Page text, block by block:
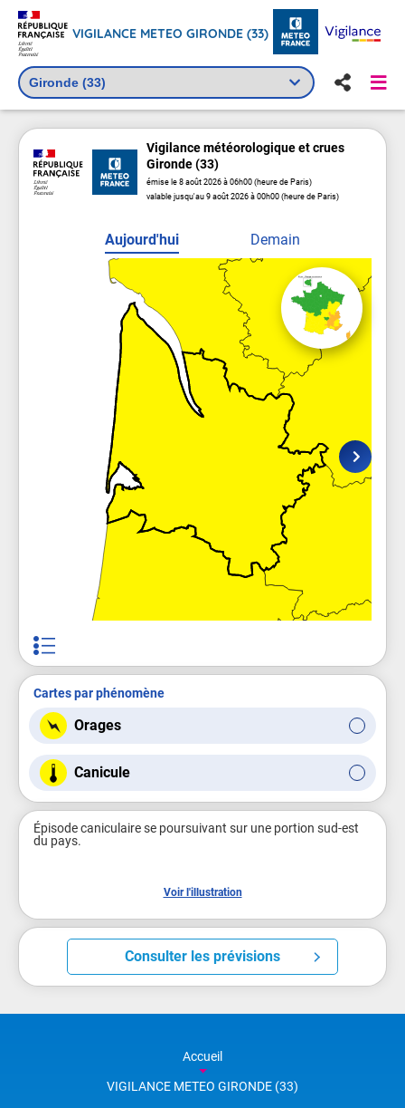
VIGILANCE METEO GIRONDE (33)
Vigilancemétéorologique et crues
Gironde (33)
émise le 8 août 2026 à 06h00 (heure de Paris)
valable jusqu'au 9 août 2026 à 00h00 (heure de Paris)
Aujourd'hui Demain
Cartes par phénomène
Orages
Canicule
Épisode caniculaire se poursuivant sur une portion sud-est
du pays.
Voir l'illustration
Consulter les prévisions
Accueil
VIGILANCE METEO GIRONDE (33)